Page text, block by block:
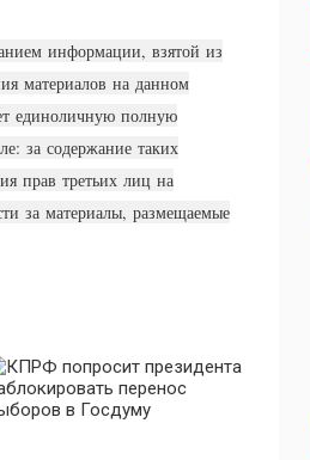
информации, взятой из
материалов на данном
единоличную полную
за содержание таких
прав третьих лиц на
за материалы, размещаемые